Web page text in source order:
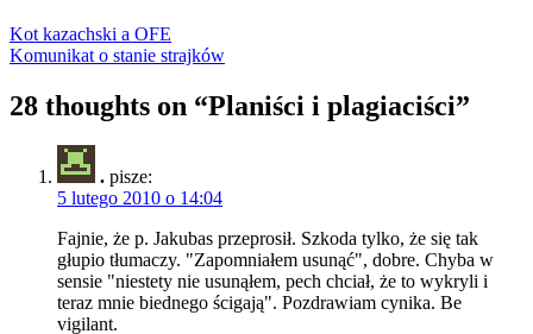
Kot kazachski a OFE
Komunikat o stanie strajków
28 thoughts on “Planiści i plagiaciści”
. pisze:
5 lutego 2010 o 14:04
Fajnie, że p. Jakubas przeprosił. Szkoda tylko, że się tak
głupio tłumaczy. "Zapomniałem usunąć", dobre. Chyba w
sensie "niestety nie usunąłem, pech chciał, że to wykryli i
teraz mnie biednego ścigają". Pozdrawiam cynika. Be
vigilant.